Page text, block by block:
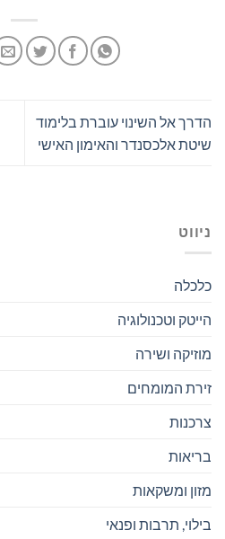
הדרך אל השינוי עוברת בלימוד
שיטת אלכסנדר והאימון האישי
ניווט
כלכלה
הייטק וטכנולוגיה
מוזיקה ושירה
זירת המומחים
צרכנות
בריאות
מזון ומשקאות
בילוי, תרבות ופנאי